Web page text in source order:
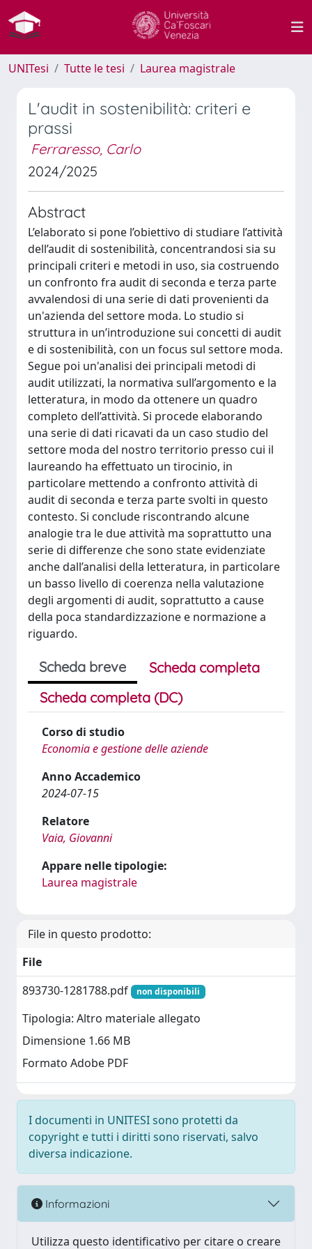
UNITesi Tutte le tesi Laurea magistrale
L'audit in sostenibilità: criteri e
prassi
Ferraresso, Carlo
2024/2025
Abstract
L’elaborato si pone l’obiettivo di studiare l’attività
dell’audit di sostenibilità, concentrandosi sia su
principali criteri e metodi in uso, sia costruendo
un confronto fra audit di seconda e terza parte
avvalendosi di una serie di dati provenienti da
un'azienda del settore moda. Lo studio si
struttura in un’introduzione sui concetti di audit
e di sostenibilità, con un focus sul settore moda.
Segue poi un'analisi dei principali metodi di
audit utilizzati, la normativa sull’argomento e la
letteratura, in modo da ottenere un quadro
completo dell’attività. Si procede elaborando
una serie di dati ricavati da un caso studio del
settore moda del nostro territorio presso cui il
laureando ha effettuato un tirocinio, in
particolare mettendo a confronto attività di
audit di seconda e terza parte svolti in questo
contesto. Si conclude riscontrando alcune
analogie tra le due attività ma soprattutto una
serie di differenze che sono state evidenziate
anche dall’analisi della letteratura, in particolare
un basso livello di coerenza nella valutazione
degli argomenti di audit, soprattutto a cause
della poca standardizzazione e normazione a
riguardo.
Scheda breve
Scheda completa
Scheda completa (DC)
Corso di studio
Economia e gestione delle aziende
Anno Accademico
2024-07-15
Relatore
Vaia, Giovanni
Appare nelle tipologie:
Laurea magistrale
File in questo prodotto:
File
893730-1281788.pdf
non disponibili
Tipologia: Altro materiale allegato
Dimensione 1.66 MB
Formato Adobe PDF
I documenti in UNITESI sono protetti da
copyright e tutti i diritti sono riservati, salvo
diversa indicazione.
Informazioni
Utilizza questo identificativo per citare o creare